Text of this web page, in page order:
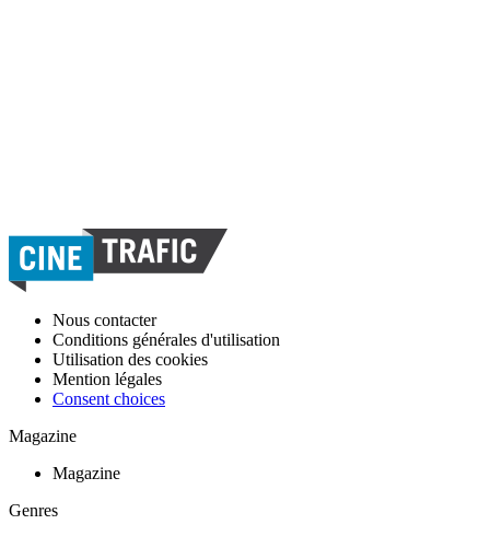
Nous contacter
Conditions générales d'utilisation
Utilisation des cookies
Mention légales
Consent choices
Magazine
Magazine
Genres